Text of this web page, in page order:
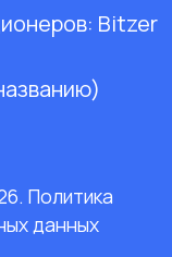
Bitzer
Политика
данных